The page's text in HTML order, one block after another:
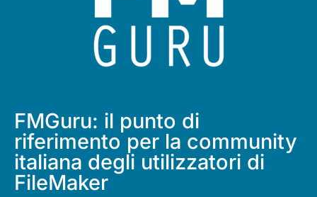
FMGuru: il punto di
riferimento per la community
italiana degli utilizzatori di
FileMaker